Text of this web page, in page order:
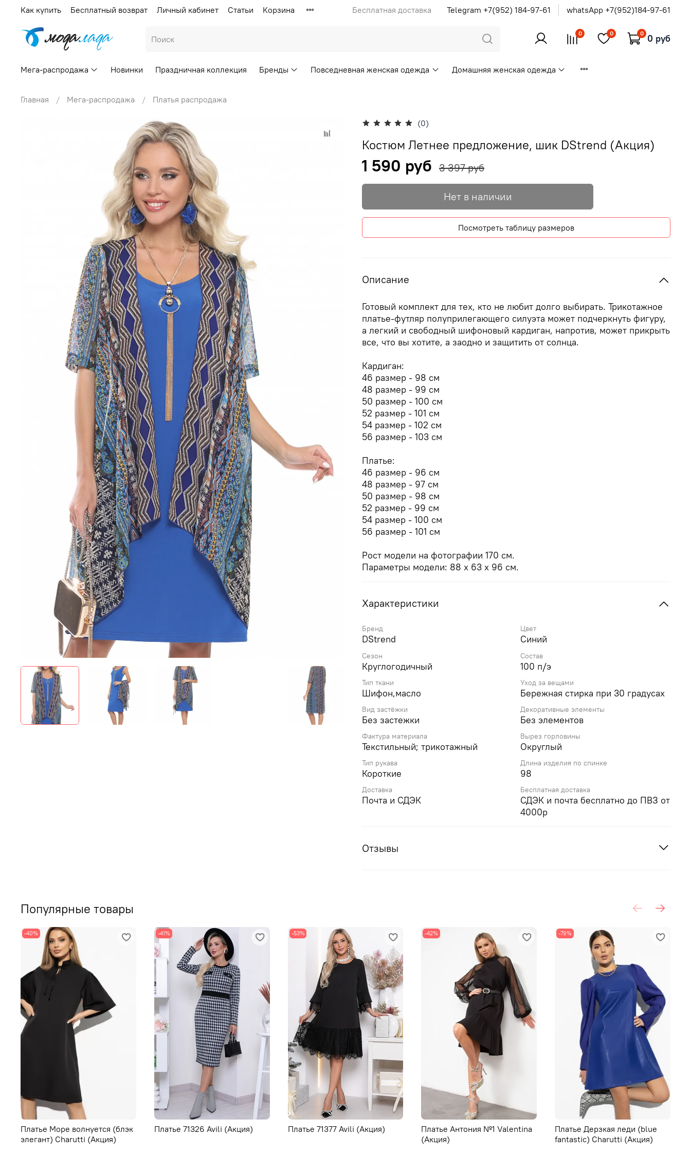
Как купить Бесплатный возврат Личный кабинет Статьи Корзина Бесплатная доставка Telegram +7(952) 184-97-61 whatsApp +7(952)184-97-61
0 0 0 0 руб
Мега-распродажа Новинки Праздничная коллекция Бренды Повседневная женская одежда Домашняя женская одежда
Главная Мега-распродажа Платья распродажа
(0)
Костюм Летнее предложение, шик DStrend (Акция)
1 590 руб 3 397 руб
Нет в наличии
Посмотреть таблицу размеров
Описание
Готовый комплект для тех, кто не любит долго выбирать. Трикотажное
платье-футляр полуприлегающего силуэта может подчеркнуть фигуру,
а легкий и свободный шифоновый кардиган, напротив, может прикрыть
все, что вы хотите, а заодно и защитить от солнца.
Кардиган:
46 размер - 98 см
48 размер - 99 см
50 размер - 100 см
52 размер - 101 см
54 размер - 102 см
56 размер - 103 см
Платье:
46 размер - 96 см
48 размер - 97 см
50 размер - 98 см
52 размер - 99 см
54 размер - 100 см
56 размер - 101 см
Рост модели на фотографии 170 см.
Параметры модели: 88 х 63 х 96 см.
Характеристики
Бренд
DStrend
Цвет
Синий
Сезон
Круглогодичный
Состав
100 п/э
Тип ткани
Шифон,масло
Уход за вещами
Бережная стирка при 30 градусах
Вид застёжки
Без застежки
Декоративные элементы
Без элементов
Фактура материала
Текстильный; трикотажный
Вырез горловины
Округлый
Тип рукава
Короткие
Длина изделия по спинке
98
Доставка
Почта и СДЭК
Бесплатная доставка
СДЭК и почта бесплатно до ПВЗ от
4000р
Отзывы
Популярные товары
-40%
Платье Море волнуется (блэк
элегант) Charutti (Акция)
-41%
Платье 71326 Avili (Акция)
-53%
Платье 71377 Avili (Акция)
-42%
Платье Антония №1 Valentina
(Акция)
-79%
Платье Дерзкая леди (blue
fantastic) Charutti (Акция)